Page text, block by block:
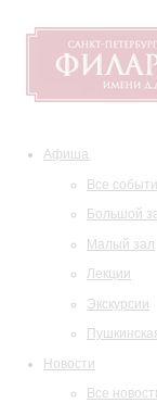
Афиша
Все
Большой
Малый зал
Лекции
Экскурсии
Новости
Все